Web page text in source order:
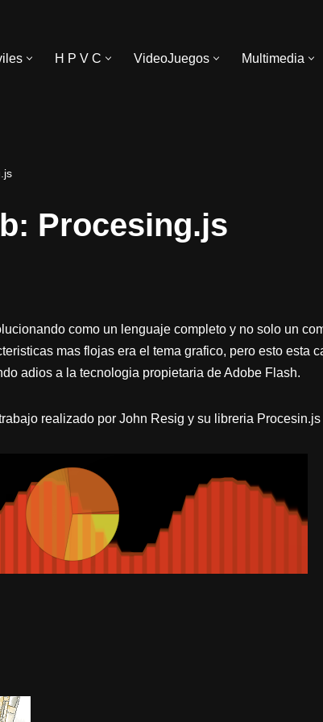
H P V C VideoJuegos Multimedia
Procesing.js
como un lenguaje completo y no solo un
mas flojas era el tema grafico, pero esto esta
adios a la tecnologia propietaria de Adobe Flash.
realizado por John Resig y su libreria Procesin.js